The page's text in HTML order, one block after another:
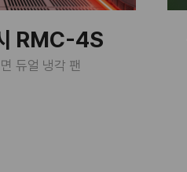
RMC-4S
듀얼 냉각 팬